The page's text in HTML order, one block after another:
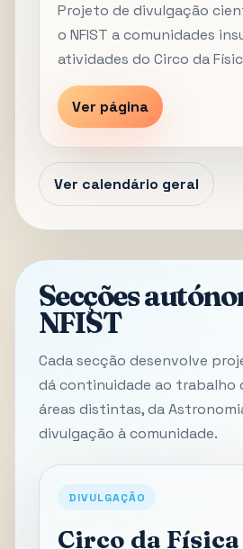
Projeto de divulgação
o NFIST a comunidades
atividades do Circo da
Ver página
Ver calendário geral
Secções
NFIST
Cada secção desenvolve
dá continuidade ao trabalho
áreas distintas, da
divulgação à comunidade.
DIVULGAÇÃO
Circo da Física